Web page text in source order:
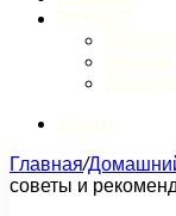
Главная/
советы и